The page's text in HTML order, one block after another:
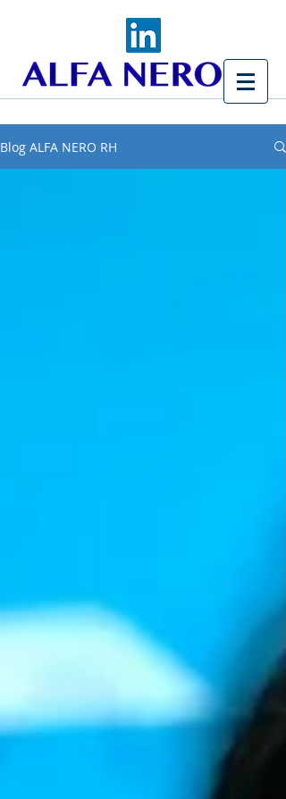
Blog ALFA NERO RH